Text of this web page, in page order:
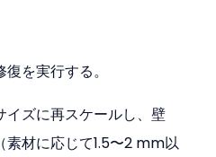
を実行する。
イズに再スケールし、壁
素材に応じて1.5〜2 mm以